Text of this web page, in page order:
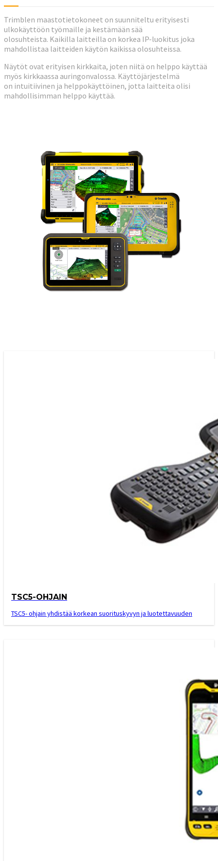
Trimblen maastotietokoneet on suunniteltu erityisesti
ulkokäyttöön työmaille ja kestämään sää
olosuhteista. Kaikilla laitteilla on korkea IP-luokitus joka
mahdollistaa laitteiden käytön kaikissa olosuhteissa.
Näytöt ovat erityisen kirkkaita, joten niitä on helppo käyttää
myös kirkkaassa auringonvalossa. Käyttöjärjestelmä
on intuitiivinen ja helppokäyttöinen, jotta laitteita olisi
mahdollisimman helppo käyttää.
TSC5-OHJAIN
TSC5- ohjain yhdistää korkean suorituskyvyn ja luotettavuuden